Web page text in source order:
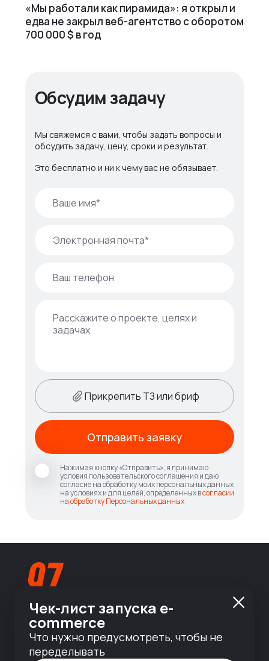
«Мы работали как пирамида»: я открыл и
едва не закрыл веб⁠-⁠агентство с оборотом
700 000 $ в год
Обсудим задачу
Мы свяжемся с вами, чтобы задать вопросы и
обсудить задачу, цену, сроки и результат.
Это бесплатно и ни к чему вас не обязывает.
Прикрепить ТЗ или бриф
Нажимая кнопку «Отправить», я принимаю
условия пользовательского соглашения и даю
согласие на обработку моих персональных данных
на условиях и для целей, определенных всогласии
на обработку Персональных данных
Отправить заявку
info@nineseven.ru
© 2010 — 2026 ООО «Найнсевен», УНП 191376768,
Чек-лист запуска e-
commerce
Что нужно предусмотреть, чтобы не
переделывать